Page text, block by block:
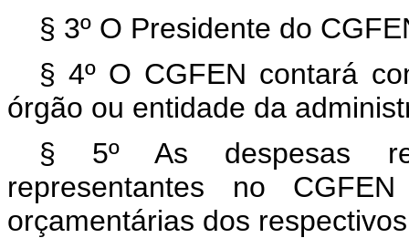
§ 3º O Presidente do
§ 4º O CGFEN contará
órgão ou entidade da
§ 5º As despesas
representantes no
orçamentárias dos